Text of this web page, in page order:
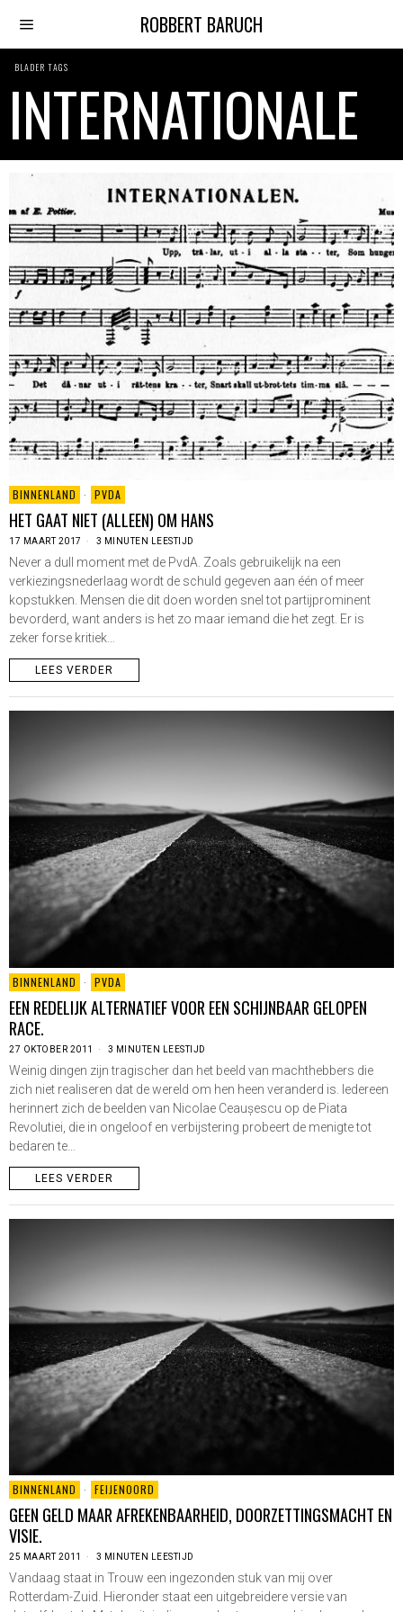
ROBBERT BARUCH
BLADER TAGS
INTERNATIONALE
BINNENLAND · PVDA
HET GAAT NIET (ALLEEN) OM HANS
17 MAART 2017 3 MINUTEN LEESTIJD
Never a dull moment met de PvdA. Zoals gebruikelijk na een
verkiezingsnederlaag wordt de schuld gegeven aan één of meer
kopstukken. Mensen die dit doen worden snel tot partijprominent
bevorderd, want anders is het zo maar iemand die het zegt. Er is
zeker forse kritiek…
LEES VERDER
BINNENLAND · PVDA
EEN REDELIJK ALTERNATIEF VOOR EEN SCHIJNBAAR GELOPEN
RACE.
27 OKTOBER 2011 3 MINUTEN LEESTIJD
Weinig dingen zijn tragischer dan het beeld van machthebbers die
zich niet realiseren dat de wereld om hen heen veranderd is. Iedereen
herinnert zich de beelden van Nicolae Ceaușescu op de Piata
Revolutiei, die in ongeloof en verbijstering probeert de menigte tot
bedaren te…
LEES VERDER
BINNENLAND · FEIJENOORD
GEEN GELD MAAR AFREKENBAARHEID, DOORZETTINGSMACHT EN
VISIE.
25 MAART 2011 3 MINUTEN LEESTIJD
Vandaag staat in Trouw een ingezonden stuk van mij over
Rotterdam-Zuid. Hieronder staat een uitgebreidere versie van